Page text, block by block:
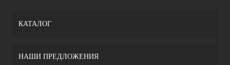
КАТАЛОГ
НАШИ ПРЕДЛОЖЕНИЯ